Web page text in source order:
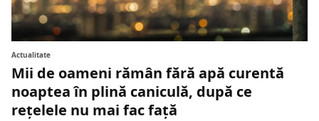
Actualitate
Mii de oameni rămân fără apă curentă
noaptea în plină caniculă, după ce
rețelele nu mai fac față